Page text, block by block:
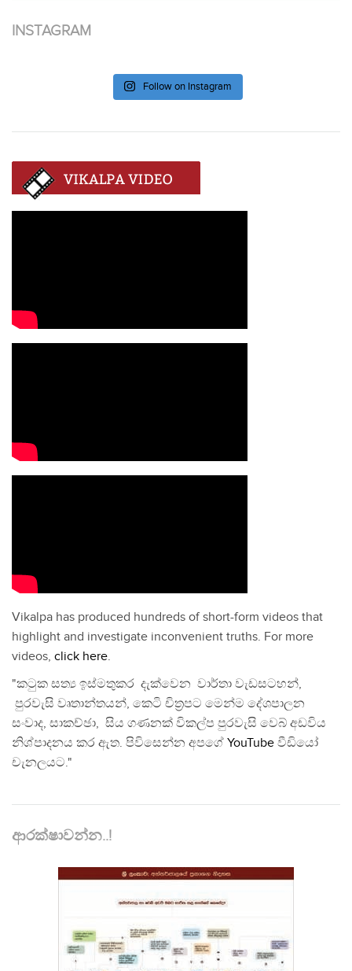
INSTAGRAM
Follow on Instagram
Vikalpa has produced hundreds of short-form videos that
highlight and investigate inconvenient truths. For more
videos, click here.
"කටුක සත්‍ය ඉස්මතුකර දැක්වෙන වාර්තා වැඩසටහන්,
පුරවැසි වෘතාන්තයන්, කෙටි චිත්‍රපට මෙන්ම දේශපාලන
සංවාද, සාකච්ඡා, සිය ගණනක් විකල්ප පුරවැසි වෙබ් අඩවිය
නිශ්පාදනය කර ඇත. පිවිසෙන්න අපගේ YouTube වීඩියෝ
චැනලයට."
ආරක්ෂාවන්න..!